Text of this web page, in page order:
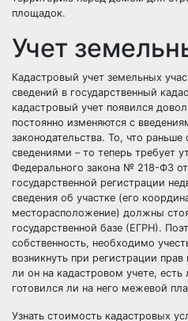
площадок.
Учет
Кадастровый учет земельных
сведений в государственный
кадастровый учет появился
постоянно изменяются с
законодательства. То, что
сведениями – то теперь требует
Федерального закона № 218-ФЗ
государственной регистрации
сведения об участке (его
месторасположение) должны
государственной базе (ЕГРН).
собственность, необходимо
возникнуть при регистрации
ли он на кадастровом учете, есть
готовился ли на него межевой
Узнать стоимость кадастровых